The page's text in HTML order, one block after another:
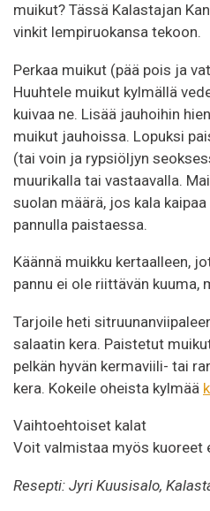
muikut? Tässä Kalastajan
vinkit lempiruokansa tekoon.
Perkaa muikut (pää pois ja
Huuhtele muikut kylmällä
kuivaa ne. Lisää jauhoihin
muikut jauhoissa. Lopuksi
(tai voin ja rypsiöljyn
muurikalla tai vastaavalla.
suolan määrä, jos kala
pannulla paistaessa.
Käännä muikku kertaalleen,
pannu ei ole riittävän kuuma,
Tarjoile heti
salaatin kera. Paistetut
pelkän hyvän kermaviili- tai
kera. Kokeile oheista kylmää
Vaihtoehtoiset kalat
Voit valmistaa myös kuoreet
Resepti: Jyri Kuusisalo,